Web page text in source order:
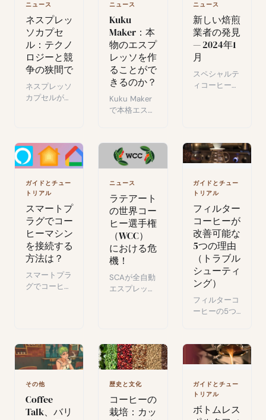
XLサイズ。
ニュース
ネスプレッ
ソカプセ
ル：テクノ
ロジーと競
争の狭間で
ネスプレッソ
カプセルが家
利便性、有名
な訴訟と競合
他社への優位
ニュース
Kuku
Maker：本
物のエスプ
レッソを作
ることがで
きるのか？
Kuku Maker
で本格エスプ
Timemore
Chestnut S3
での遠心抽出
評価を下す。
ニュース
新しい焙煎
業者の発見
— 2024年1
月
スペシャルテ
ィコーヒーの
験談と、この
コーヒー発見
フォーマット
ガイドとチュー
トリアル
スマートプ
ラグでコー
ヒーマシン
を接続する
方法は？
スマートプラ
グでコーヒー
かつ安全に。
ニュース
ラテアート
の世界コー
ヒー選手権
（WCC）
における危
機！
SCAが全自動
エスプレッソ
認定し、バリ
スタ界に大き
な論争を巻き
起こした。
ガイドとチュー
トリアル
フィルター
コーヒーが
改善可能な
5つの理由
（トラブル
シューティ
ング）
フィルターコ
ーヒーの5つ
方：Asser
Christensen
による実践的
その他
Coffee
Talk、バリ
歴史と文化
コーヒーの
栽培：カッ
ガイドとチュー
トリアル
ボトムレス